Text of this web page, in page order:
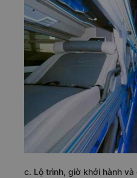
c. Lộ trình, giờ khởi hành